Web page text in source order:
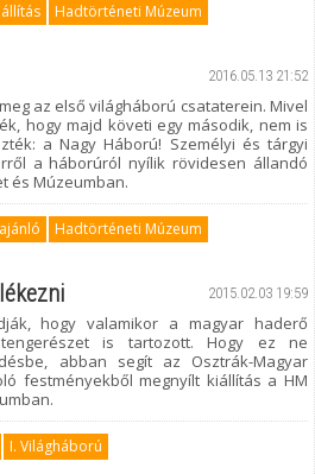
Hadtörténeti Múzeum
2016.05.13 21:52
az első világháború csataterein. Mivel
hogy majd követi egy második, nem is
a Nagy Háború! Személyi és tárgyi
a háborúról nyílik rövidesen állandó
és Múzeumban.
Hadtörténeti Múzeum
2015.02.03 19:59
hogy valamikor a magyar haderő
is tartozott. Hogy ez ne
abban segít az Osztrák-Magyar
festményekből megnyílt kiállítás a HM
I. Világháború